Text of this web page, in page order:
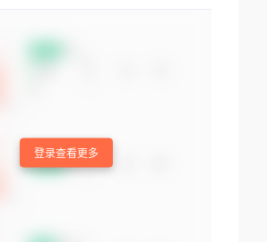
登录查看更多